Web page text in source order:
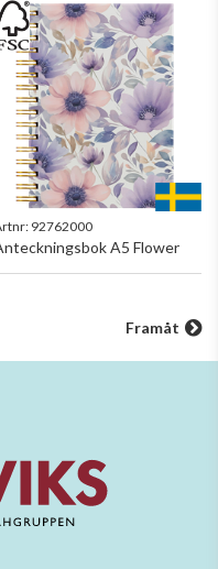
92762000
A5 Flower
Framåt